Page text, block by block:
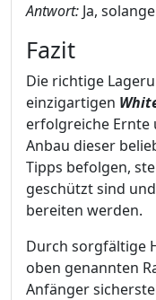
Antwort: Ja,
Fazit
Die richtige
einzigartigen
erfolgreiche Ernte
Anbau dieser
Tipps befolgen,
geschützt sind
bereiten werden.
Durch sorgfältige
oben genannten
Anfänger